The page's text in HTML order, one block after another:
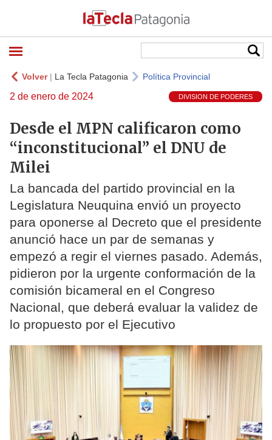
Volver| La Tecla Patagonia Política Provincial
2 de enero de 2024 DIVISION DE PODERES
Desde el MPN calificaron como
“inconstitucional” el DNU de
Milei
La bancada del partido provincial en la
Legislatura Neuquina envió un proyecto
para oponerse al Decreto que el presidente
anunció hace un par de semanas y
empezó a regir el viernes pasado. Además,
pidieron por la urgente conformación de la
comisión bicameral en el Congreso
Nacional, que deberá evaluar la validez de
lo propuesto por el Ejecutivo